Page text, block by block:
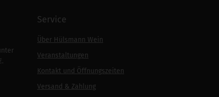
Service
Über Hülsmann Wein
Veranstaltungen
Kontakt und Öffnungszeiten
Versand & Zahlung